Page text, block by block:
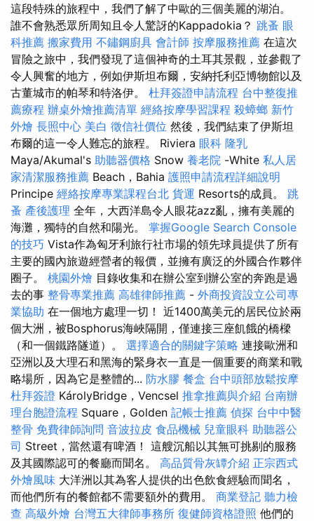
這段特殊的旅程中，我們了解了中歐的三個美麗的湖泊。
誰不會熟悉眾所周知且令人驚訝的Kappadokia？ 跳蚤 眼
科推薦 搬家費用 不鏽鋼廚具 會計師 按摩服務推薦 在這次
冒險之旅中，我們發現了這個神奇的土耳其景觀，並參觀了
令人興奮的地方，例如伊斯坦布爾，安納托利亞博物館以及
古董城市的帕琴和特洛伊。 杜拜簽證申請流程 台中整復推
薦療程 辦桌外燴推薦清單 經絡按摩學習課程 殺蟑螂 新竹
外燴 長照中心 美白 徵信社價位 然後，我們結束了伊斯坦
布爾的這一令人難忘的旅程。 Riviera 眼科 隆乳
Maya/Akumal's 助聽器價格 Snow 養老院 -White 私人居
家清潔服務推薦 Beach，Bahia 護照申請流程詳細說明
Principe 經絡按摩專業課程台北 貨運 Resorts的成員。 跳
蚤 產後護理 全年，大西洋島令人眼花azz亂，擁有美麗的
海灘，獨特的自然和陽光。 掌握Google Search Console
的技巧 Vista作為匈牙利旅行社市場的領先球員提供了所有
主要的國內旅遊經營者的報價，並擁有廣泛的外國合作夥伴
圈子。 桃園外燴 目錄收集和在辦公室到辦公室的奔跑是過
去的事 整骨專業推薦 高雄律師推薦 - 外商投資設立公司專
業協助 在一個地方處理一切！ 近1400萬美元的居民位於兩
個大洲，被Bosphorus海峽隔開，僅連接三座飢餓的橋樑
（和一個鐵路隧道）。 選擇適合的關鍵字策略 連接歐洲和
亞洲以及大理石和黑海的緊身衣一直是一個重要的商業和戰
略場所，因為它是整體的... 防水膠 餐盒 台中頭部放鬆按摩
杜拜簽證 KárolyBridge，Vencsel 推拿推薦與介紹 台南辦
理台胞證流程 Square，Golden 記帳士推薦 偵探 台中中醫
整骨 免費律師詢問 音波拉皮 食品機械 兒童眼科 助聽器公
司 Street，當然還有啤酒！ 這艘沉船以其無可挑剔的服務
及其國際認可的餐廳而聞名。 高品質骨灰罈介紹 正宗西式
外燴風味 大洋洲以其為客人提供的出色飲食經驗而聞名，
而他們所有的餐館都不需要額外的費用。 商業登記 聽力檢
查 高級外燴 台灣五大律師事務所 復健師資格證照 他們的